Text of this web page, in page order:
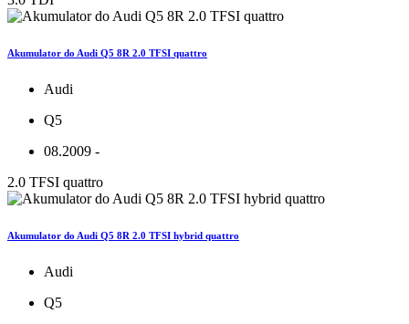
Akumulator do Audi Q5 8R 2.0 TFSI quattro
Audi
Q5
08.2009 -
2.0 TFSI quattro
Akumulator do Audi Q5 8R 2.0 TFSI hybrid quattro
Audi
Q5